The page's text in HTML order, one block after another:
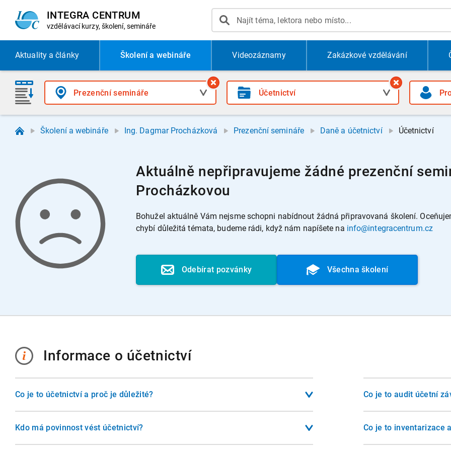
INTEGRA CENTRUM
vzdělávací kurzy, školení, semináře
Aktualitya články Školení a webináře Videozáznamy Zakázkové vzdělávání
Školení a webináře Ing. Dagmar Procházková Prezenční semináře Daně a účetnictví Účetnictví
Aktuálně nepřipravujeme žádné prezenční
Procházkovou
Bohužel aktuálně Vám nejsme schopni nabídnout žádná připravovaná školení.
chybí důležitá témata, budeme rádi, když nám napíšete na info@integracentrum.cz
Odebírat pozvánky Všechna školení
Informace o účetnictví
Co je to účetnictví a proč je důležité?
Účetnictví je systém evidence hospodářských operací, který slouží nejen
podnikateli, ale i státu, investorům a dalším subjektům. Poskytuje věrný a poctivý
Kdo má povinnost vést účetnictví?
Účetnictví musí vést všechny účetní jednotky, které stanoví zákon o účetnictví.
Co je to audit účetní
Audit je nezávislé
překročí dvě ze tří
Co je to inventarizace
Inventarizace je proces